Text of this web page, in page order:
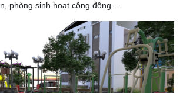
phòng sinh hoạt cộng đồng…